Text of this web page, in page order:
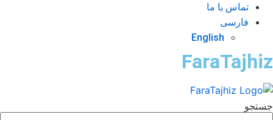
تماس با ما
فارسی
English